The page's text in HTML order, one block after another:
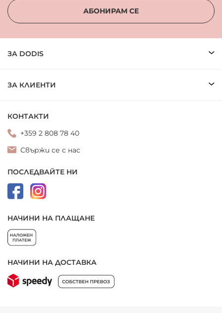
АБОНИРАМ СЕ
ЗА DODIS
ЗА КЛИЕНТИ
КОНТАКТИ
+359 2 808 78 40
Свържи се с нас
ПОСЛЕДВАЙТЕ НИ
НАЧИНИ НА ПЛАЩАНЕ
НАЧИНИ НА ДОСТАВКА